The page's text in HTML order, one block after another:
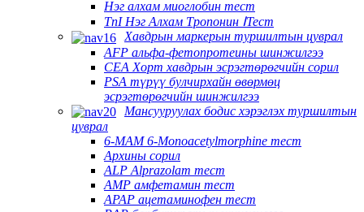
Нэг алхам миоглобин тест
TnI Нэг Алхам Тропонин ⅠТест
Хавдрын маркерын туршилтын цуврал
AFP альфа-фетопротеины шинжилгээ
CEA Хорт хавдрын эсрэгтөрөгчийн сорил
PSA түрүү булчирхайн өвөрмөц
эсрэгтөрөгчийн шинжилгээ
Мансууруулах бодис хэрэглэх туршилтын
цуврал
6-MAM 6-Monoacetylmorphine тест
Архины сорил
ALP Alprazolam тест
AMP амфетамин тест
APAP ацетаминофен тест